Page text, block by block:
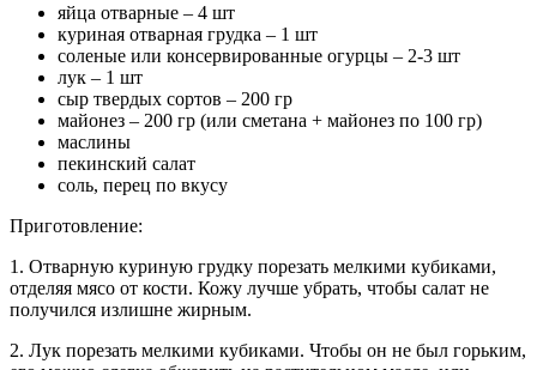
яйца отварные – 4 шт
куриная отварная грудка – 1 шт
соленые или консервированные огурцы – 2-3 шт
лук – 1 шт
сыр твердых сортов – 200 гр
майонез – 200 гр (или сметана + майонез по 100 гр)
маслины
пекинский салат
соль, перец по вкусу
Приготовление:
1. Отварную куриную грудку порезать мелкими кубиками,
отделяя мясо от кости. Кожу лучше убрать, чтобы салат не
получился излишне жирным.
2. Лук порезать мелкими кубиками. Чтобы он не был горьким,